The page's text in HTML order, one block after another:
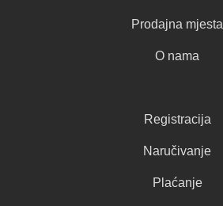
Prodajna mjesta
O nama
Registracija
Naručivanje
Plaćanje